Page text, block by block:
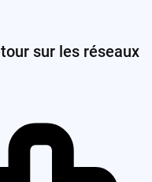
sur les réseaux